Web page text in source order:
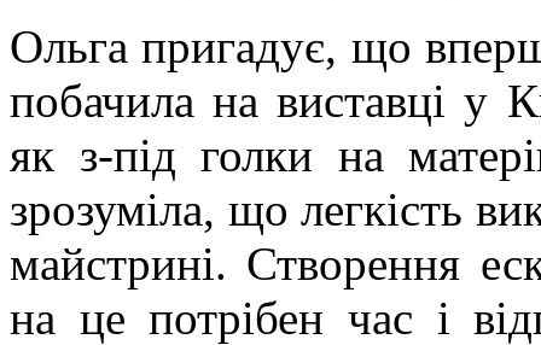
Ольга пригадує, що
побачила на виставці у
як з-під голки на
зрозуміла, що легкість
майстрині. Створення
на це потрібен час і